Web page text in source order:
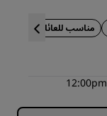
مناسب للعائلات
12:00pm